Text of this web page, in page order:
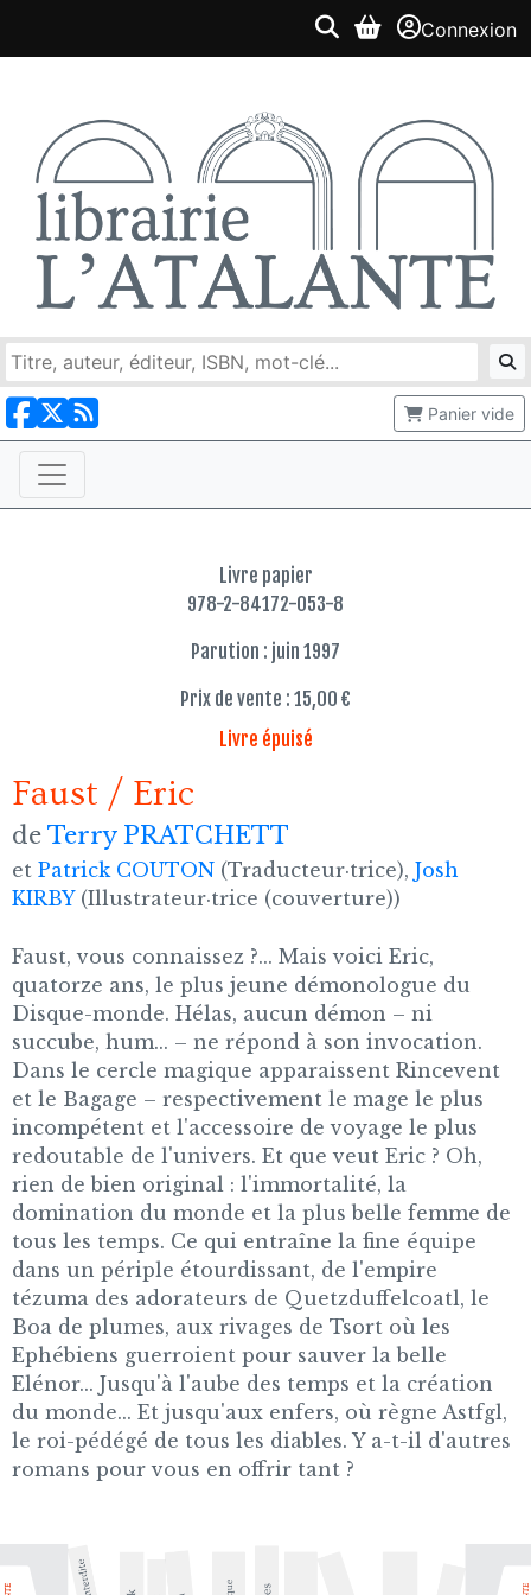
Connexion
Panier vide
Livre papier
978-2-84172-053-8
Parution : juin 1997
Prix de vente : 15,00 €
Livre épuisé
Faust / Eric
de Terry PRATCHETT
et Patrick COUTON (Traducteur·trice), Josh
KIRBY(Illustrateur·trice (couverture))
Faust, vous connaissez ?... Mais voici Eric,
quatorze ans, le plus jeune démonologue du
Disque-monde. Hélas, aucun démon – ni
succube, hum... – ne répond à son invocation.
Dans le cercle magique apparaissent Rincevent
et le Bagage – respectivement le mage le plus
incompétent et l'accessoire de voyage le plus
redoutable de l'univers. Et que veut Eric ? Oh,
rien de bien original : l'immortalité, la
domination du monde et la plus belle femme de
tous les temps. Ce qui entraîne la fine équipe
dans un périple étourdissant, de l'empire
tézuma des adorateurs de Quetzduffelcoatl, le
Boa de plumes, aux rivages de Tsort où les
Ephébiens guerroient pour sauver la belle
Elénor... Jusqu'à l'aube des temps et la création
du monde... Et jusqu'aux enfers, où règne Astfgl,
le roi-pédégé de tous les diables. Y a-t-il d'autres
romans pour vous en offrir tant ?